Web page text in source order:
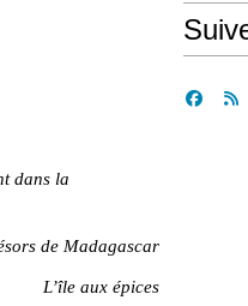
dans la
de Madagascar
L’île aux épices